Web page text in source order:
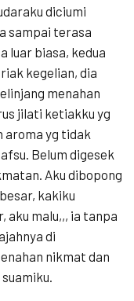
diciumi
sampai terasa
luar biasa, kedua
kegelian, dia
menahan
jilati ketiakku yg
aroma yg tidak
Belum digesek
Aku dibopong
kakiku
aku malu,,, ia tanpa
di
nikmat dan